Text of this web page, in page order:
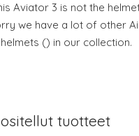
Aviator 3 is not the
we have a lot of other
() in our collection.
tuotteet